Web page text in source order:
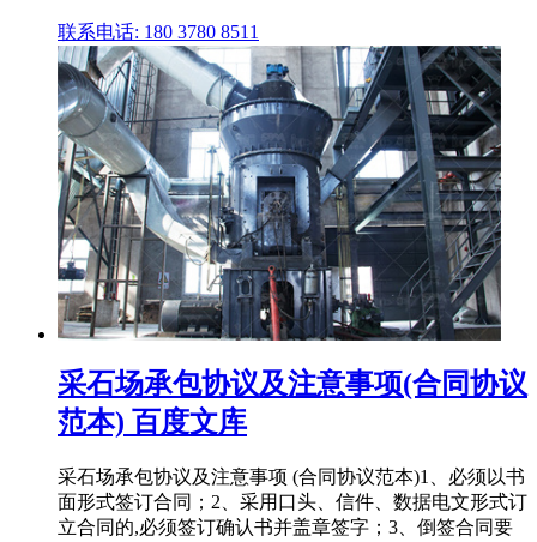
联系电话: 180 3780 8511
采石场承包协议及注意事项(合同协议
范本) 百度文库
采石场承包协议及注意事项 (合同协议范本)1、必须以书
面形式签订合同；2、采用口头、信件、数据电文形式订
立合同的,必须签订确认书并盖章签字；3、倒签合同要